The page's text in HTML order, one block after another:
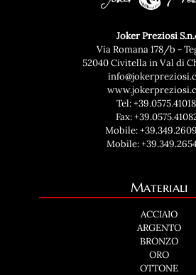
Joker Preziosi
Via Romana 178/b -
52040 Civitella in Val di
Tel:
Fax:
Mobile:
Mobile:
Materiali
ACCIAIO
ARGENTO
BRONZO
ORO
OTTONE